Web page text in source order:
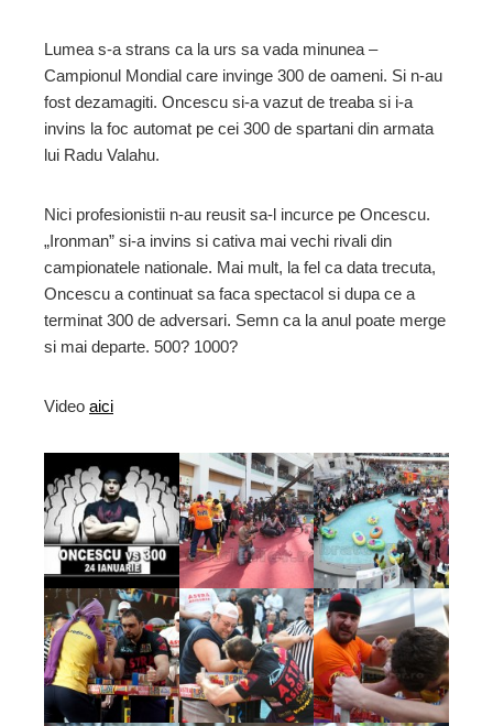
Lumea s-a strans ca la urs sa vada minunea –
Campionul Mondial care invinge 300 de oameni. Si n-au
fost dezamagiti. Oncescu si-a vazut de treaba si i-a
invins la foc automat pe cei 300 de spartani din armata
lui Radu Valahu.
Nici profesionistii n-au reusit sa-l incurce pe Oncescu.
„Ironman” si-a invins si cativa mai vechi rivali din
campionatele nationale. Mai mult, la fel ca data trecuta,
Oncescu a continuat sa faca spectacol si dupa ce a
terminat 300 de adversari. Semn ca la anul poate merge
si mai departe. 500? 1000?
Video aici